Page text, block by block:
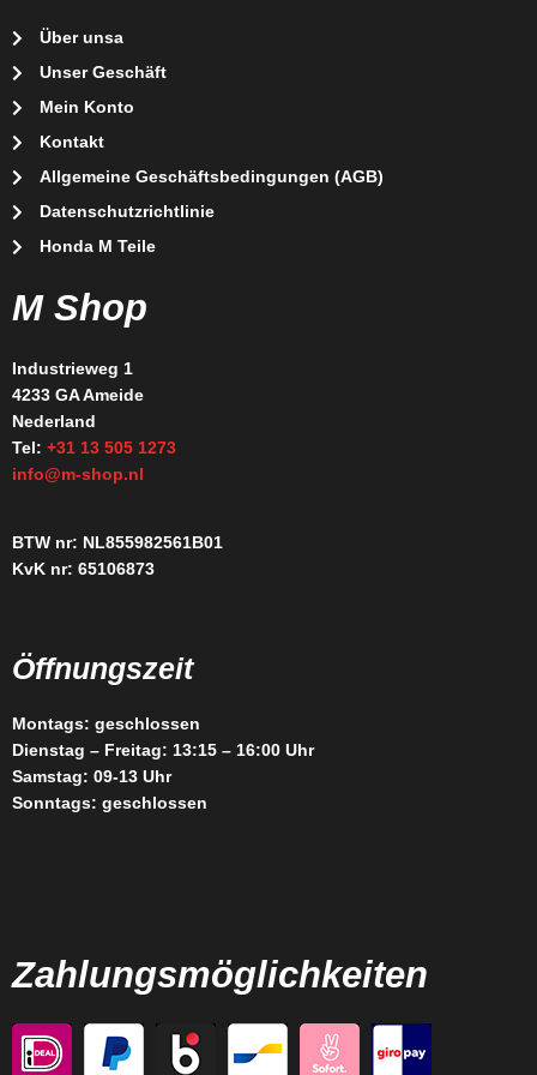
Über unsa
Unser Geschäft
Mein Konto
Kontakt
Allgemeine Geschäftsbedingungen (AGB)
Datenschutzrichtlinie
Honda M Teile
M Shop
Industrieweg 1
4233 GA Ameide
Nederland
Tel: +31 13 505 1273
info@m-shop.nl
BTW nr: NL855982561B01
KvK nr: 65106873
Öffnungszeit
Montags: geschlossen
Dienstag – Freitag: 13:15 – 16:00 Uhr
Samstag: 09-13 Uhr
Sonntags: geschlossen
Zahlungsmöglichkeiten